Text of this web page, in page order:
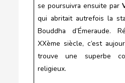
se poursuivra ensuite par
qui abritait autrefois la
Bouddha d’Émeraude.
XXème siècle, c’est
trouve une superbe
religieux.